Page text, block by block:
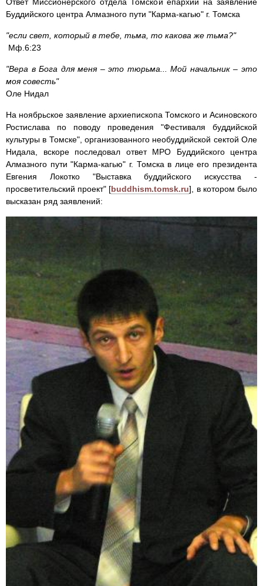
Буддийского центра Алмазного пути "Карма-кагью" г. Томска
"если свет, который в тебе, тьма, то какова же тьма?"
Мф.6:23
"Вера в Бога для меня – это тюрьма... Мой начальник – это
моя совесть"
Оле Нидал
На ноябрьское заявление архиепископа Томского и Асиновского
Ростислава по поводу проведения "Фестиваля буддийской
культуры в Томске", организованного необуддийской сектой Оле
Нидала, вскоре последовал ответ МРО Буддийского центра
Алмазного пути "Карма-кагью" г. Томска в лице его президента
Евгения Локотко "Выставка буддийского искусства -
просветительский проект" [buddhism.tomsk.ru], в котором было
высказан ряд заявлений: